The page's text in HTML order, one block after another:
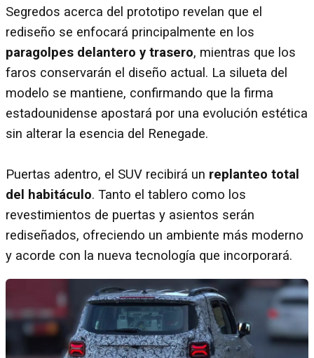
Segredos acerca del prototipo revelan que el
rediseño se enfocará principalmente en los
paragolpes delantero y trasero, mientras que los
faros conservarán el diseño actual. La silueta del
modelo se mantiene, confirmando que la firma
estadounidense apostará por una evolución estética
sin alterar la esencia del Renegade.
Puertas adentro, el SUV recibirá un replanteo total
del habitáculo. Tanto el tablero como los
revestimientos de puertas y asientos serán
rediseñados, ofreciendo un ambiente más moderno
y acorde con la nueva tecnología que incorporará.